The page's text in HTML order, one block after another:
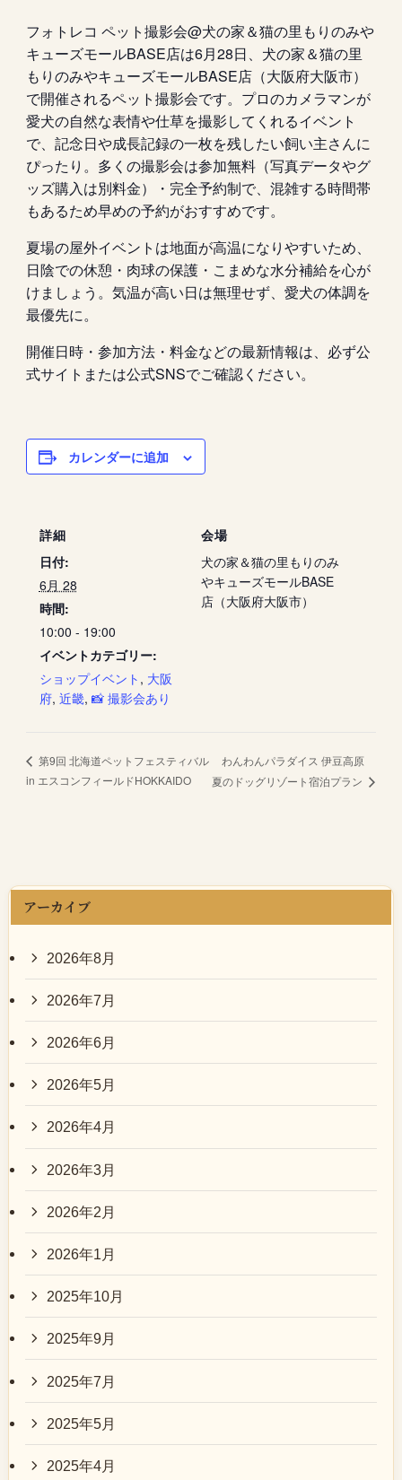
フォトレコ ペット撮影会@犬の家＆猫の里もりのみや
キューズモールBASE店は6月28日、犬の家＆猫の里
もりのみやキューズモールBASE店（大阪府大阪市）
で開催されるペット撮影会です。プロのカメラマンが
愛犬の自然な表情や仕草を撮影してくれるイベント
で、記念日や成長記録の一枚を残したい飼い主さんに
ぴったり。多くの撮影会は参加無料（写真データやグ
ッズ購入は別料金）・完全予約制で、混雑する時間帯
もあるため早めの予約がおすすめです。
夏場の屋外イベントは地面が高温になりやすいため、
日陰での休憩・肉球の保護・こまめな水分補給を心が
けましょう。気温が高い日は無理せず、愛犬の体調を
最優先に。
開催日時・参加方法・料金などの最新情報は、必ず公
式サイトまたは公式SNSでご確認ください。
カレンダーに追加
詳細
日付:
6月 28
時間:
10:00 - 19:00
イベントカテゴリー:
ショップイベント , 大阪
府, 近畿, 📸 撮影会あり
会場
犬の家＆猫の里もりのみ
やキューズモールBASE
店（大阪府大阪市）
第9回 北海道ペットフェスティバル
in エスコンフィールドHOKKAIDO
わんわんパラダイス 伊豆高原
夏のドッグリゾート宿泊プラン
アーカイブ
2026年8月
2026年7月
2026年6月
2026年5月
2026年4月
2026年3月
2026年2月
2026年1月
2025年10月
2025年9月
2025年7月
2025年5月
2025年4月